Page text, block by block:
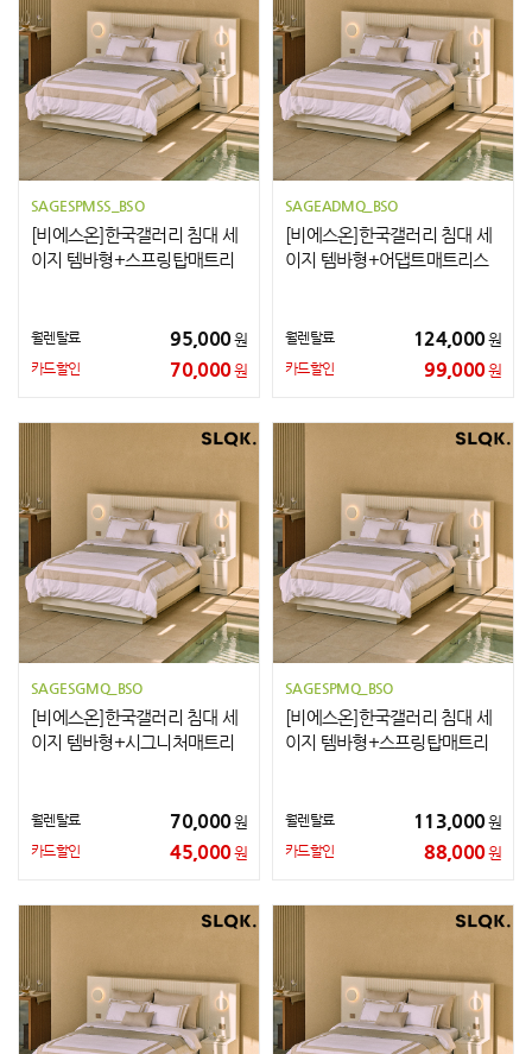
SAGESPMSS_BSO
[비에스온]한국갤러리 침대 세
이지 템바형+스프링탑매트리
월렌탈료 95,000원
카드할인 70,000원
SAGEADMQ_BSO
[비에스온]한국갤러리 침대 세
이지 템바형+어댑트매트리스
월렌탈료 124,000원
카드할인 99,000원
SAGESGMQ_BSO
[비에스온]한국갤러리 침대 세
이지 템바형+시그니처매트리
월렌탈료 70,000원
카드할인 45,000원
SAGESPMQ_BSO
[비에스온]한국갤러리 침대 세
이지 템바형+스프링탑매트리
월렌탈료 113,000원
카드할인 88,000원